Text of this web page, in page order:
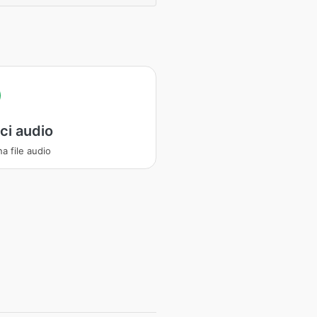
audio
file audio